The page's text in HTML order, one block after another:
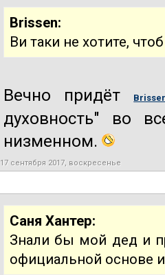
Brissen:
Ви таки не хотите,
Вечно придёт
духовность" во
низменном.
17 сентября 2017, воскресенье
Саня Хантер:
Знали бы мой дед и
официальной основе